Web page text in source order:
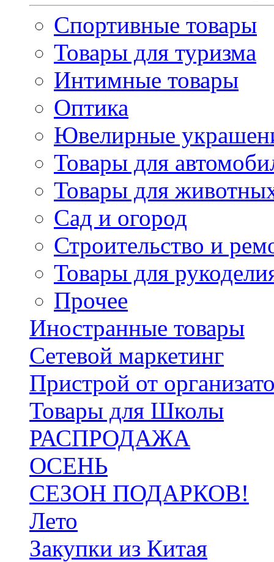
Спортивные товары
Товары для туризма
Интимные товары
Оптика
Ювелирные
Товары для
Товары для
Сад и огород
Строительство и
Товары для
Прочее
Иностранные товары
Сетевой маркетинг
Пристрой от
Товары для Школы
РАСПРОДАЖА
ОСЕНЬ
СЕЗОН ПОДАРКОВ!
Лето
Закупки из Китая